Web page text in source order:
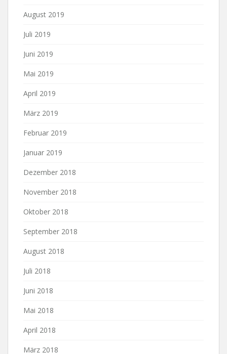
August 2019
Juli 2019
Juni 2019
Mai 2019
April 2019
März 2019
Februar 2019
Januar 2019
Dezember 2018
November 2018
Oktober 2018
September 2018
August 2018
Juli 2018
Juni 2018
Mai 2018
April 2018
März 2018